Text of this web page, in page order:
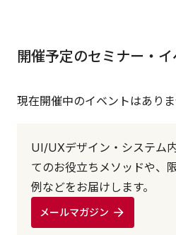
開催予定のセミナー・イ
現在開催中のイベントはあり
UI/UXデザイン・システム
てのお役立ちメソッドや、
例などをお届けします。
メールマガジン